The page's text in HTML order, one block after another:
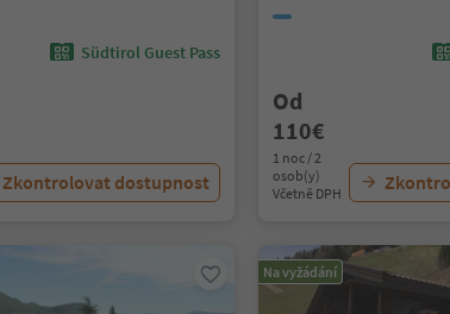
Südtirol Guest Pass
Zkontrolovat dostupnost
Od
110€
1 noc / 2
osob(y)
Včetně DPH
Na vyžádání